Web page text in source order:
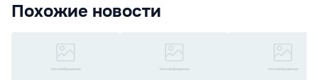
Похожие новости